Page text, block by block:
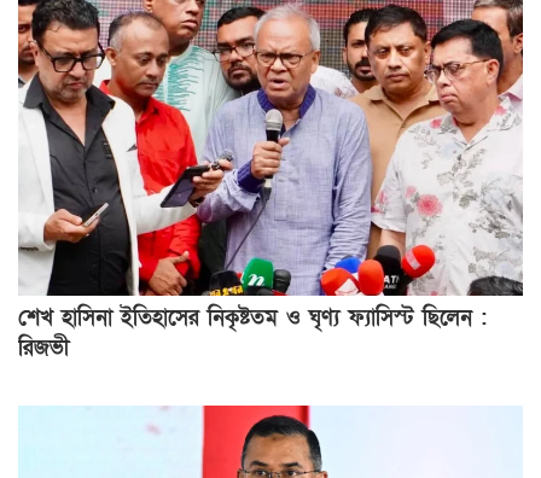
শেখ হাসিনা ইতিহাসের নিকৃষ্টতম ও ঘৃণ্য ফ্যাসিস্ট ছিলেন :
রিজভী